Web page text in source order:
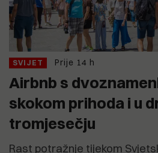
SVIJET Prije 14 h
Airbnb s
skokom prihoda i u
tromjesečju
Rast potražnje tijekom